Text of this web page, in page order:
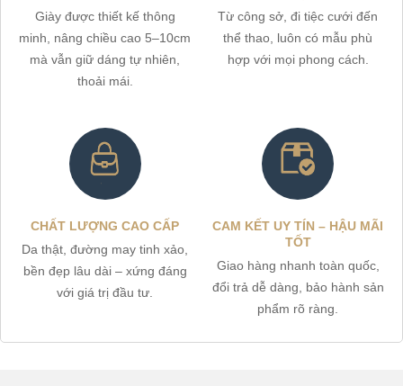
Giày được thiết kế thông
minh, nâng chiều cao 5–10cm
mà vẫn giữ dáng tự nhiên,
thoải mái.
Từ công sở, đi tiệc cưới đến
thể thao, luôn có mẫu phù
hợp với mọi phong cách.
CHẤT LƯỢNG CAO CẤP
Da thật, đường may tinh xảo,
bền đẹp lâu dài – xứng đáng
với giá trị đầu tư.
CAM KẾT UY TÍN – HẬU MÃI
TỐT
Giao hàng nhanh toàn quốc,
đổi trả dễ dàng, bảo hành sản
phẩm rõ ràng.